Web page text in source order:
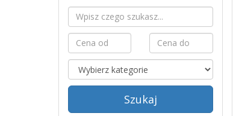
Szukaj